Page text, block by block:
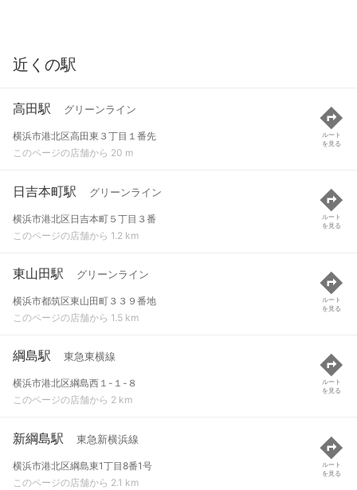
近くの駅
高田駅 グリーンライン
横浜市港北区高田東３丁目１番先
このページの店舗から 20 m
ルート
を見る
日吉本町駅 グリーンライン
横浜市港北区日吉本町５丁目３番
このページの店舗から 1.2 km
ルート
を見る
東山田駅 グリーンライン
横浜市都筑区東山田町３３９番地
このページの店舗から 1.5 km
ルート
を見る
綱島駅 東急東横線
横浜市港北区綱島西１-１-８
このページの店舗から 2 km
ルート
を見る
新綱島駅 東急新横浜線
横浜市港北区綱島東1丁目8番1号
このページの店舗から 2.1 km
ルート
を見る